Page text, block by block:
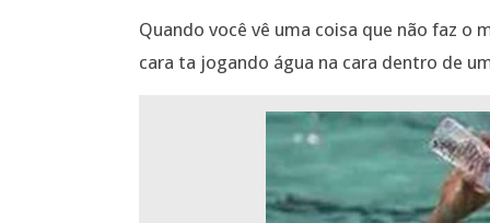
Quando você vê uma coisa que não faz o
cara ta jogando água na cara dentro de